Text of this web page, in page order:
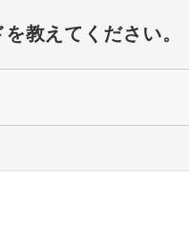
教えてください。